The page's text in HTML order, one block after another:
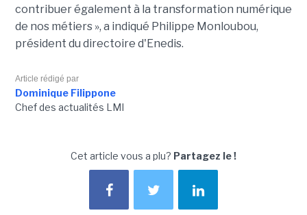
contribuer également à la transformation numérique
de nos métiers », a indiqué Philippe Monloubou,
président du directoire d'Enedis.
Article rédigé par
Dominique Filippone
Chef des actualités LMI
Cet article vous a plu? Partagez le !